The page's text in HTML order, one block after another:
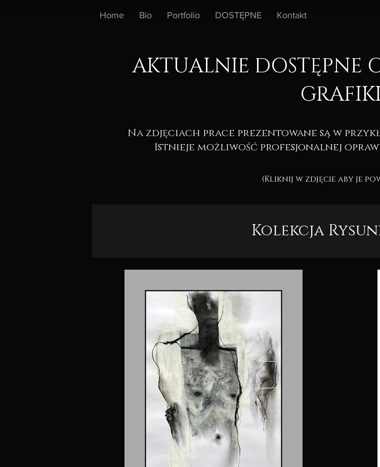
Home Bio Portfolio DOSTĘPNE Kontakt
AKTUALNIE DOSTĘPNE
GRAFIKI
Na zdjęciach prace prezentowane są w
Istnieje możliwość profesjonalnej
(Kliknij w zdjęcie aby je
Kolekcja